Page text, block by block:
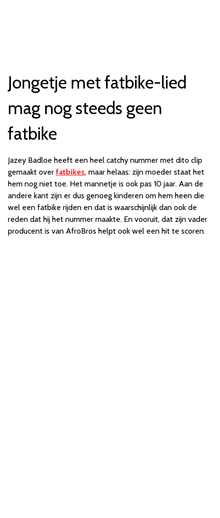
Jongetje met fatbike-lied
mag nog steeds geen
fatbike
Jazey Badloe heeft een heel catchy nummer met dito clip
gemaakt over fatbikes, maar helaas: zijn moeder staat het
hem nog niet toe. Het mannetje is ook pas 10 jaar. Aan de
andere kant zijn er dus genoeg kinderen om hem heen die
wel een fatbike rijden en dat is waarschijnlijk dan ook de
reden dat hij het nummer maakte. En vooruit, dat zijn vader
producent is van AfroBros helpt ook wel een hit te scoren.